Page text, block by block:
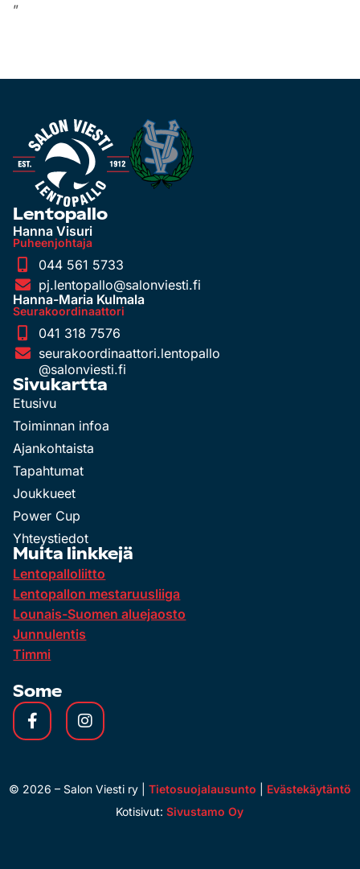
”
Lentopallo
Hanna Visuri
Puheenjohtaja
044 561 5733
pj.lentopallo@salonviesti.fi
Hanna-Maria Kulmala
Seurakoordinaattori
041 318 7576
seurakoordinaattori.lentopallo
@salonviesti.fi
Sivukartta
Etusivu
Toiminnan infoa
Ajankohtaista
Tapahtumat
Joukkueet
Power Cup
Yhteystiedot
Muita linkkejä
Lentopalloliitto
Lentopallon mestaruusliiga
Lounais-Suomen aluejaosto
Junnulentis
Timmi
Some
© 2026 – Salon Viesti ry | Tietosuojalausunto
Evästekäytäntö
Kotisivut:Sivustamo Oy